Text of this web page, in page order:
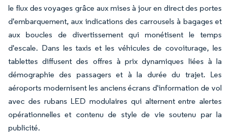
le flux des voyages grâce aux mises à jour en direct des portes
d'embarquement, aux indications des carrousels à bagages et
aux boucles de divertissement qui monétisent le temps
d'escale. Dans les taxis et les véhicules de covoiturage, les
tablettes diffusent des offres à prix dynamiques liées à la
démographie des passagers et à la durée du trajet. Les
aéroports modernisent les anciens écrans d'information de vol
avec des rubans LED modulaires qui alternent entre alertes
opérationnelles et contenu de style de vie soutenu par la
publicité.